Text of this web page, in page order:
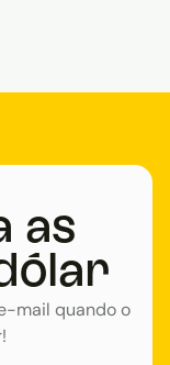
as
mail quando o